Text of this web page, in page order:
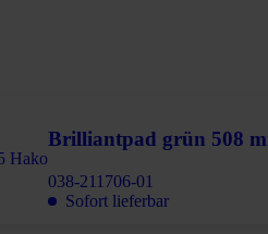
Brilliantpad grün 508
038-211706-01
Sofort lieferbar